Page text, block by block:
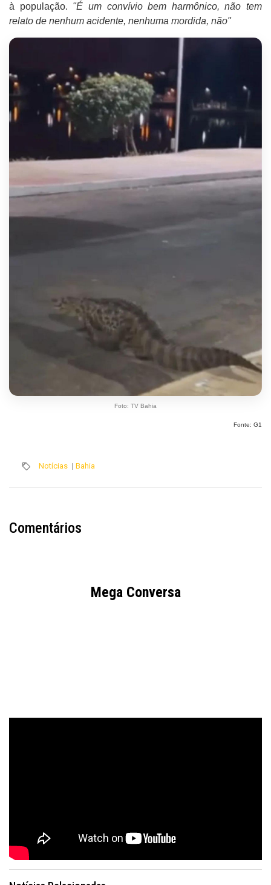
à população. "É um convívio bem harmônico, não tem
relato de nenhum acidente, nenhuma mordida, não"
Foto: TV Bahia
Fonte: G1
Notícias | Bahia
Comentários
Mega Conversa